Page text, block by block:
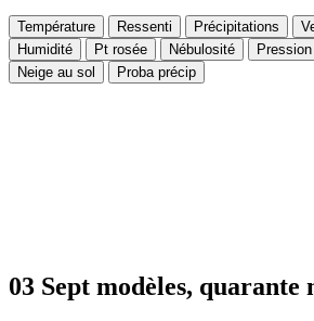
Température Ressenti Précipitations
Humidité
Pt rosée Nébulosité Pression
Neige au sol
Proba précip
03 Sept modèles, quarante